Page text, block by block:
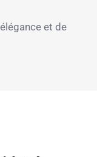
et de